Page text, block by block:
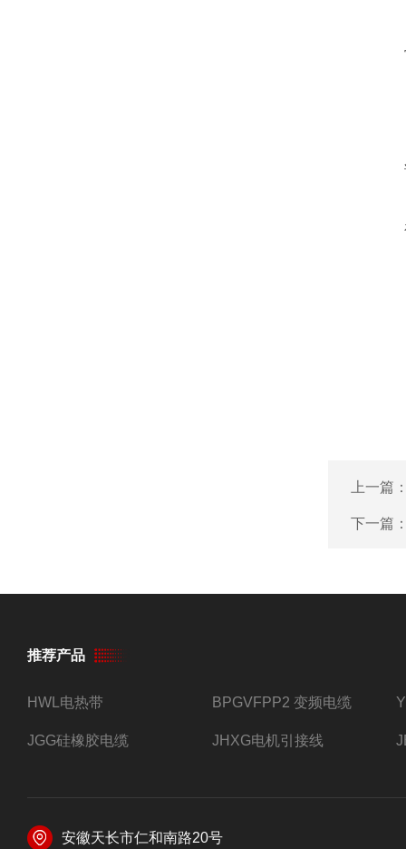
上一篇
下一篇
推荐产品
HWL电热带 BPGVFPP2 变频电缆
JGG硅橡胶电缆 JHXG电机引接线
安徽天长市仁和南路20号